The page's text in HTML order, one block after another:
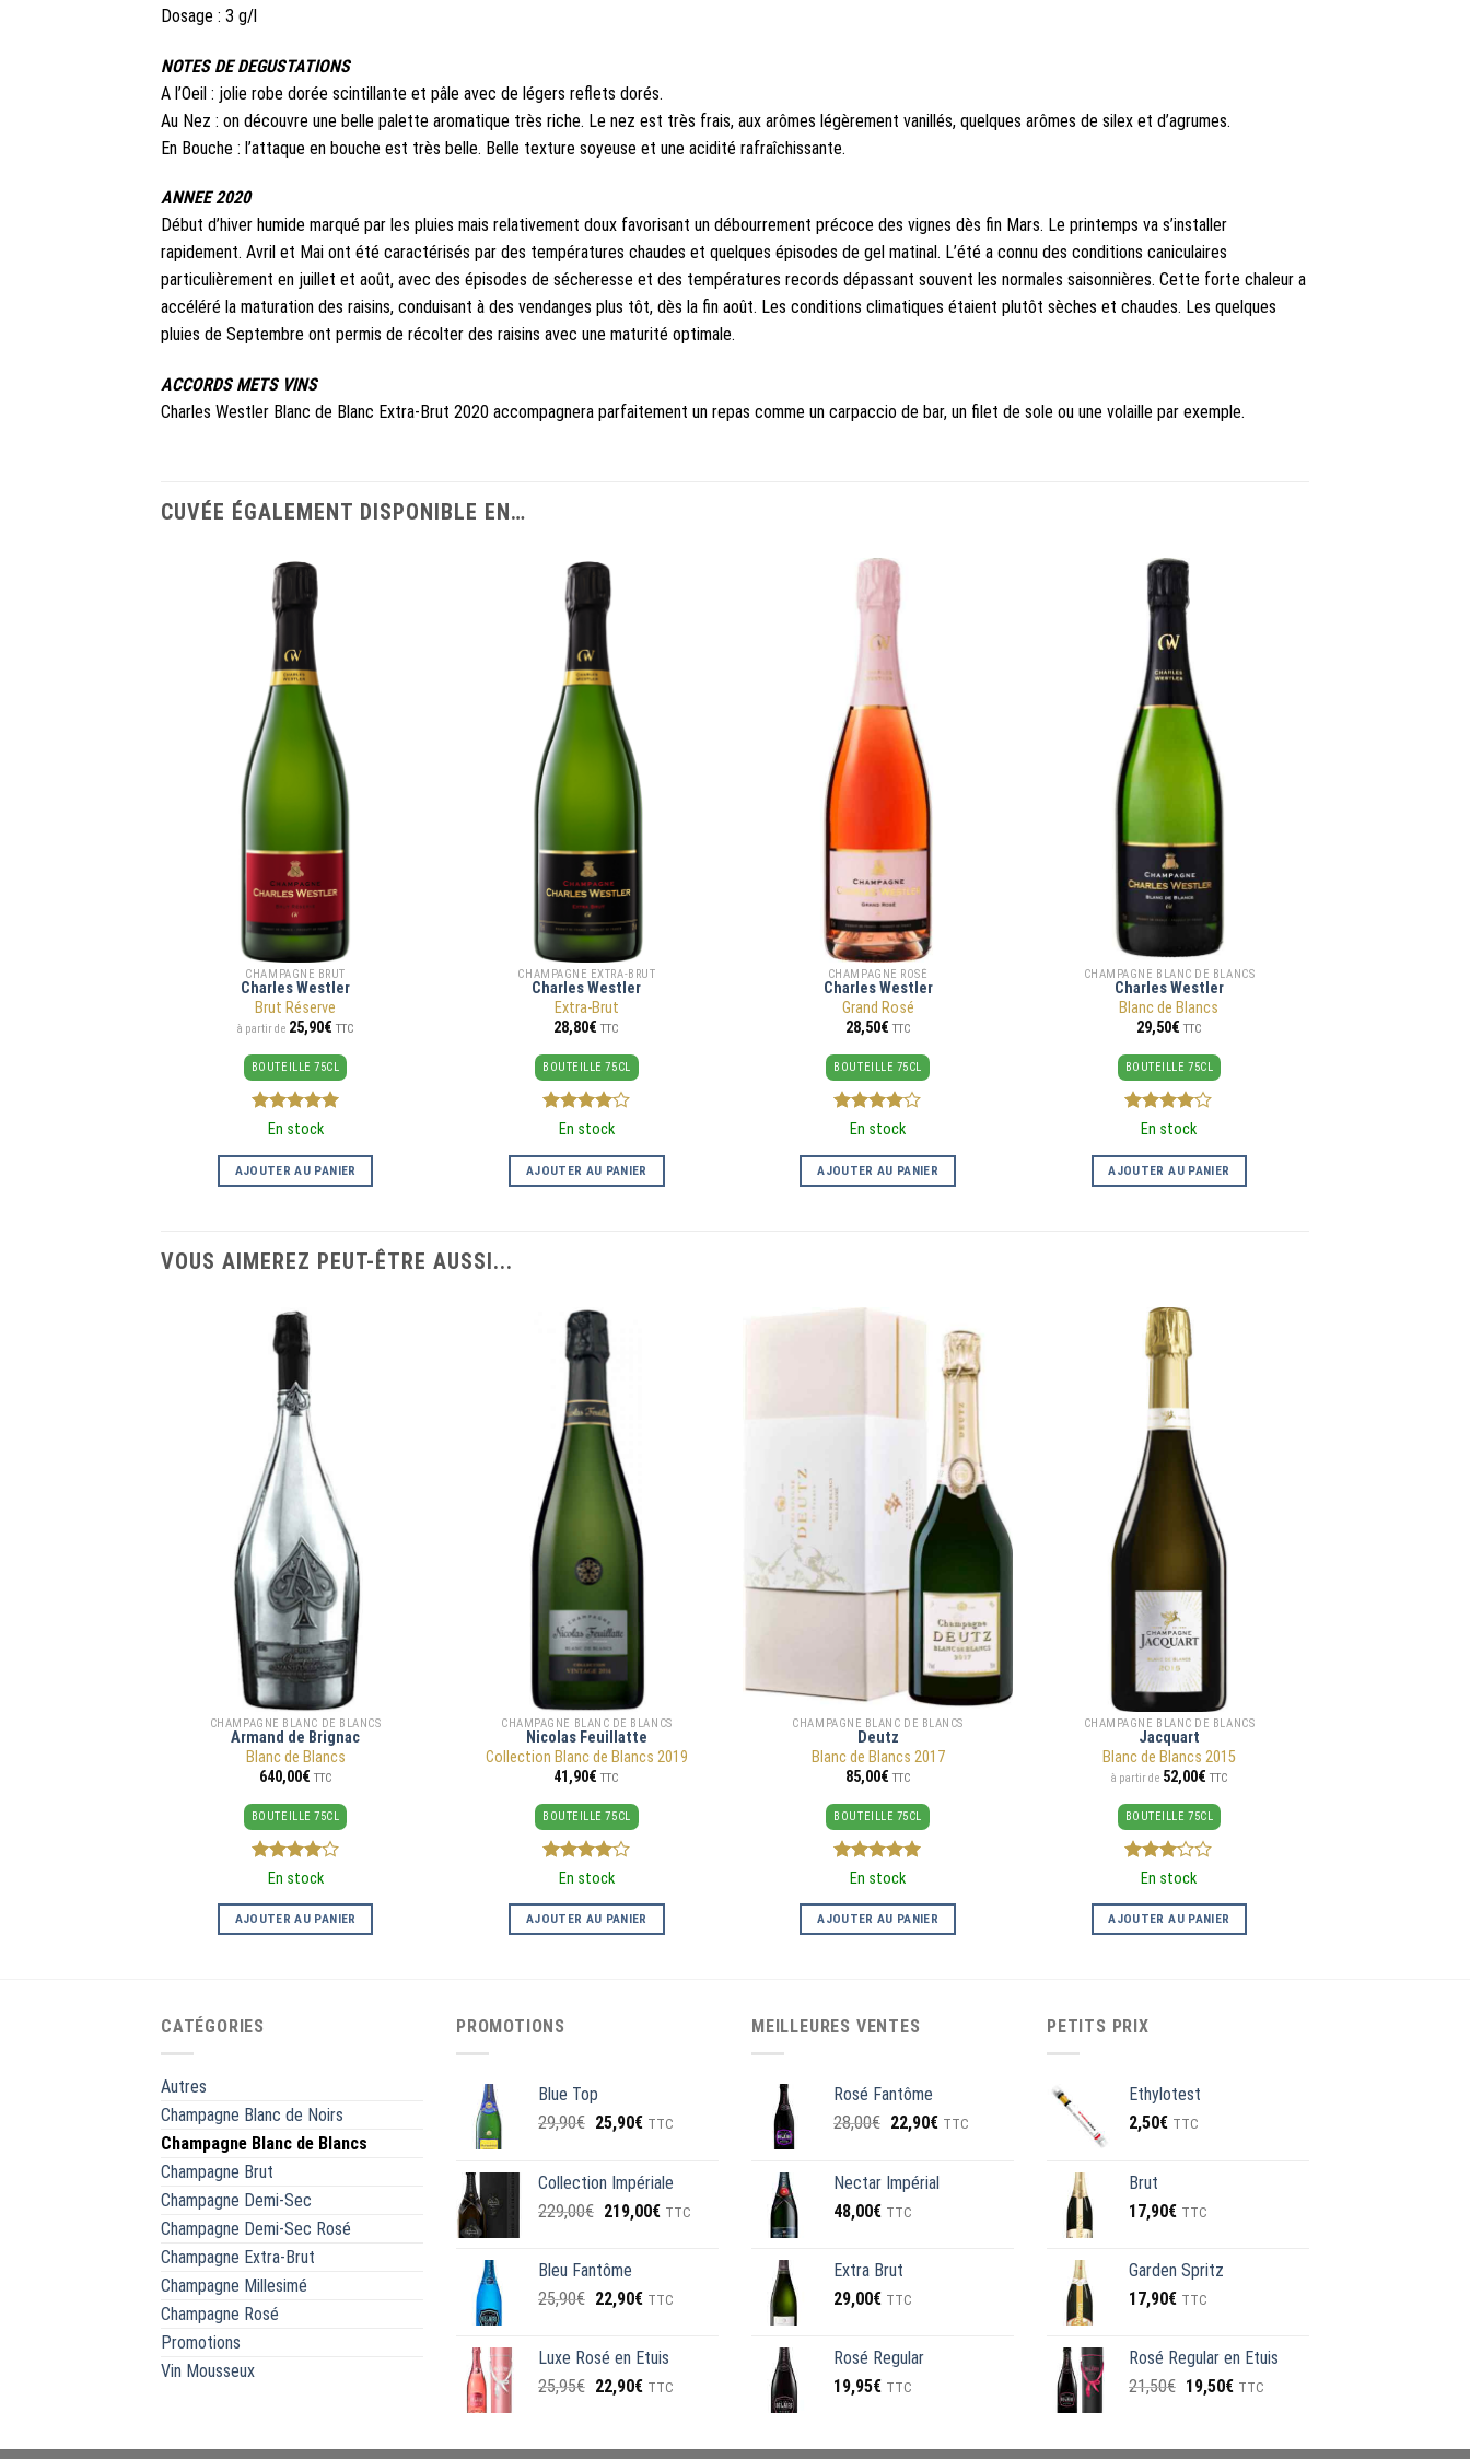
Dosage : 3 g/l
NOTES DE DEGUSTATIONS
A l’Oeil : jolie robe dorée scintillante et pâle avec de légers reflets dorés.
Au Nez : on découvre une belle palette aromatique très riche. Le nez est très frais, aux arômes légèrement vanillés, quelques arômes de silex et d’agrumes.
En Bouche : l’attaque en bouche est très belle. Belle texture soyeuse et une acidité rafraîchissante.
ANNEE 2020
Début d’hiver humide marqué par les pluies mais relativement doux favorisant un débourrement précoce des vignes dès fin Mars. Le printemps va s’installer
rapidement. Avril et Mai ont été caractérisés par des températures chaudes et quelques épisodes de gel matinal. L’été a connu des conditions caniculaires
particulièrement en juillet et août, avec des épisodes de sécheresse et des températures records dépassant souvent les normales saisonnières. Cette forte chaleur a
accéléré la maturation des raisins, conduisant à des vendanges plus tôt, dès la fin août. Les conditions climatiques étaient plutôt sèches et chaudes. Les quelques
pluies de Septembre ont permis de récolter des raisins avec une maturité optimale.
ACCORDS METS VINS
Charles Westler Blanc de Blanc Extra-Brut 2020 accompagnera parfaitement un repas comme un carpaccio de bar, un filet de sole ou une volaille par exemple.
CUVÉE ÉGALEMENT DISPONIBLE EN…
CHAMPAGNE BRUT
Charles Westler
Brut Réserve
à partir de 25,90€ TTC
BOUTEILLE 75CL
sur 5
En stock
AJOUTER AU PANIER
CHAMPAGNE EXTRA-BRUT
Charles Westler
Extra-Brut
28,80€ TTC
BOUTEILLE 75CL
sur 5
En stock
AJOUTER AU PANIER
CHAMPAGNE ROSÉ
Charles Westler
Grand Rosé
28,50€ TTC
BOUTEILLE 75CL
sur 5
En stock
AJOUTER AU PANIER
CHAMPAGNE BLANC DE BLANCS
Charles Westler
Blanc de Blancs
29,50€ TTC
BOUTEILLE 75CL
sur 5
En stock
AJOUTER AU PANIER
VOUS AIMEREZ PEUT-ÊTRE AUSSI...
CHAMPAGNE BLANC DE BLANCS
Armand de Brignac
Blanc de Blancs
640,00€ TTC
BOUTEILLE 75CL
sur 5
En stock
AJOUTER AU PANIER
CHAMPAGNE BLANC DE BLANCS
Nicolas Feuillatte
Collection Blanc de Blancs 2019
41,90€ TTC
BOUTEILLE 75CL
sur 5
En stock
AJOUTER AU PANIER
CHAMPAGNE BLANC DE BLANCS
Deutz
Blanc de Blancs 2017
85,00€ TTC
BOUTEILLE 75CL
sur 5
En stock
AJOUTER AU PANIER
CHAMPAGNE BLANC DE BLANCS
Jacquart
Blanc de Blancs 2015
à partir de 52,00€ TTC
BOUTEILLE 75CL
sur
En stock
AJOUTER AU PANIER
CATÉGORIES
Autres
Champagne Blanc de Noirs
Champagne Blanc de Blancs
Champagne Brut
Champagne Demi-Sec
Champagne Demi-Sec Rosé
Champagne Extra-Brut
Champagne Millesimé
Champagne Rosé
Promotions
Vin Mousseux
PROMOTIONS
Blue Top
29,90€ Le
était :
29,90€.
25,90€Le
est :
25,90€.
TTC
Collection Impériale
229,00€ Le
était :
229,00€.
219,00€Le
219,00€.
TTC
Bleu Fantôme
25,90€ Le
était :
25,90€.
22,90€Le
est :
22,90€.
TTC
Luxe Rosé en Etuis
25,95€ Le
était :
22,90€Le
est :
TTC
MEILLEURES VENTES
Rosé Fantôme
28,00€ Le
était :
28,00€.
22,90€Le
est :
TTC
Nectar Impérial
48,00€ TTC
Extra Brut
29,00€ TTC
Rosé Regular
19,95€ TTC
PETITS PRIX
Ethylotest
2,50€ TTC
Brut
17,90€ TTC
Garden Spritz
17,90€ TTC
Rosé Regular en Etuis
21,50€ Le
était :
19,50€Le
est :
TTC